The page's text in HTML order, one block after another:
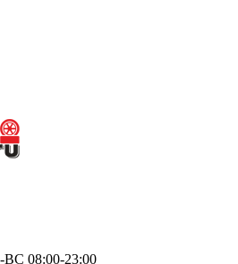
ВС 08:00-23:00